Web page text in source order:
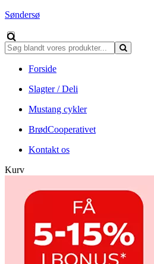
Søndersø
Forside
Slagter / Deli
Mustang cykler
BrødCooperativet
Kontakt os
Kurv